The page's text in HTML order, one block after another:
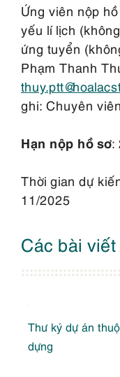
Ứng viên nộp
yếu lí lịch
ứng tuyển
Phạm Thanh
ghi: Chuyên
Hạn nộp hồ sơ:
Thời gian dự
11/2025
Các bài
Thư ký dự án
dựng